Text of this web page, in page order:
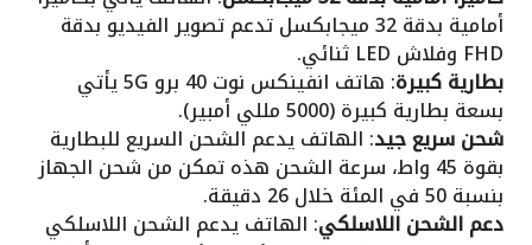
أمامية بدقة 32 ميجابكسل تدعم تصوير الفيديو بدقة
FHD وفلاش LED ثنائي.
بطارية كبيرة : هاتف انفينكس نوت 40 برو 5G يأتي
بسعة بطارية كبيرة (5000 مللي أمبير).
شحن سريع جيد: الهاتف يدعم الشحن السريع للبطارية
بقوة 45 واط، سرعة الشحن هذه تمكن من شحن الجهاز
بنسبة 50 في المئة خلال 26 دقيقة.
دعم الشحن اللاسلكي: الهاتف يدعم الشحن اللاسلكي